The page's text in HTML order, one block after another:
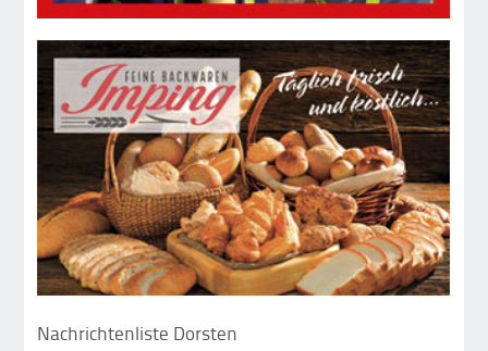
Nachrichtenliste Dorsten